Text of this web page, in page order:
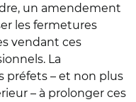
un amendement
les fermetures
vendant ces
La
préfets – et non plus
– à prolonger ces